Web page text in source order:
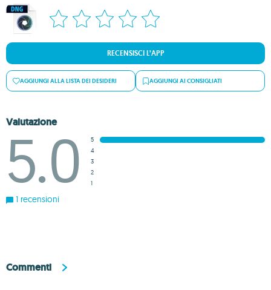
RECENSISCI L’APP
AGGIUNGI ALLA LISTA DEI DESIDERI AGGIUNGI AI CONSIGLIATI
Valutazione
5.0
5
4
3
2
1
1 recensioni
Commenti